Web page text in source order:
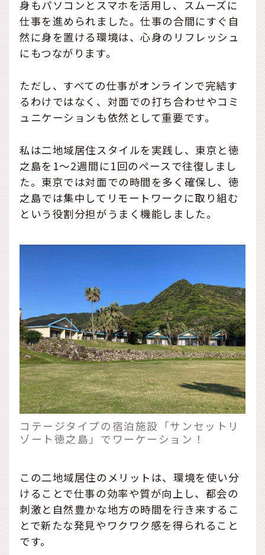
身もパソコンとスマホを活用し、スムーズに
仕事を進められました。仕事の合間にすぐ自
然に身を置ける環境は、心身のリフレッシュ
にもつながります。
ただし、すべての仕事がオンラインで完結す
るわけではなく、対面での打ち合わせやコミ
ュニケーションも依然として重要です。
私は二地域居住スタイルを実践し、東京と徳
之島を1〜2週間に1回のペースで往復しまし
た。東京では対面での時間を多く確保し、徳
之島では集中してリモートワークに取り組む
という役割分担がうまく機能しました。
コテージタイプの宿泊施設「サンセットリ
ゾート徳之島」でワーケーション！
この二地域居住のメリットは、環境を使い分
けることで仕事の効率や質が向上し、都会の
刺激と自然豊かな地方の時間を行き来するこ
とで新たな発見やワクワク感を得られること
です。